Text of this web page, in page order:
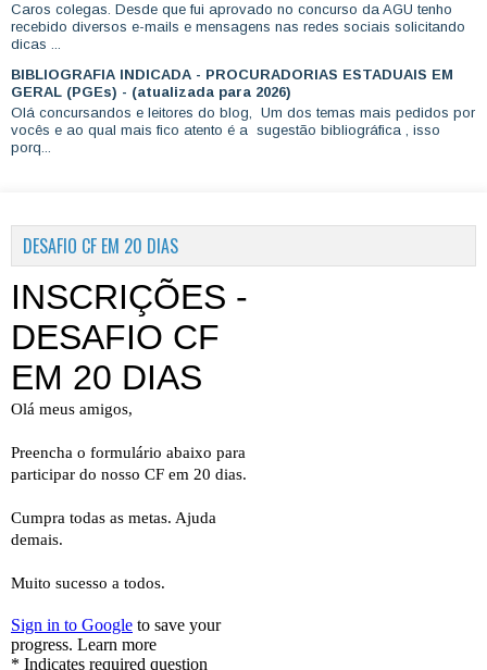
Caros colegas. Desde que fui aprovado no concurso da AGU tenho
recebido diversos e-mails e mensagens nas redes sociais solicitando
dicas ...
BIBLIOGRAFIA INDICADA - PROCURADORIAS ESTADUAIS EM
GERAL (PGEs) - (atualizada para 2026)
Olá concursandos e leitores do blog, Um dos temas mais pedidos por
vocês e ao qual mais fico atento é a sugestão bibliográfica , isso
porq...
DESAFIO CF EM 20 DIAS